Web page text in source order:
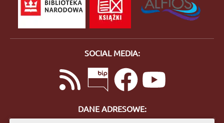
SOCIAL MEDIA:
DANE ADRESOWE: